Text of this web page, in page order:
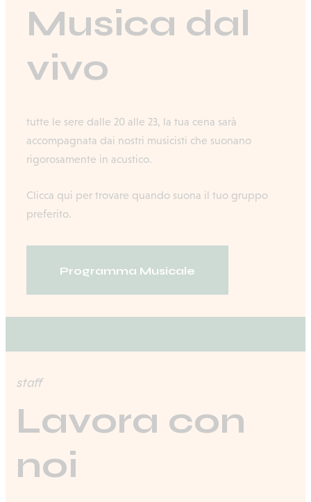
Musica dal
vivo
tutte le sere dalle 20 alle 23, la tua cena sarà
accompagnata dai nostri musicisti che suonano
rigorosamente in acustico.
Clicca qui per trovare quando suona il tuo gruppo
preferito.
Programma Musicale
staff
Lavora con
noi